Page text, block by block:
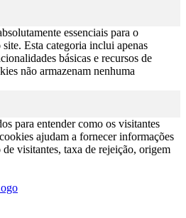
essenciais para o
Esta categoria inclui apenas
básicas e recursos de
não armazenam nenhuma
para entender como os visitantes
ajudam a fornecer informações
visitantes, taxa de rejeição, origem